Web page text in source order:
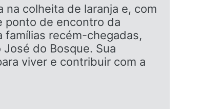
colheita de laranja e, com
ponto de encontro da
famílias recém-chegadas,
do Bosque. Sua
viver e contribuir com a